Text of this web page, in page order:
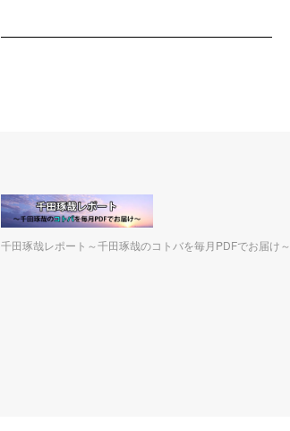
千田琢哉レポート～千田琢哉のコトバを毎月PDFでお届け～